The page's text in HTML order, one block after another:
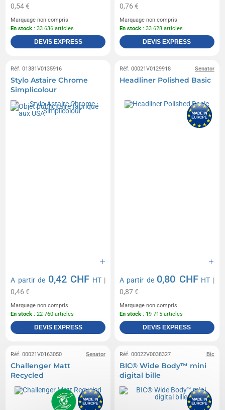
0,54 €
Marquage non compris
En stock : 33 636 articles
DEVIS EXPRESS
0,76 €
Marquage non compris
En stock : 33 628 articles
DEVIS EXPRESS
Réf. 01381V0135916
Stylo Astaire Chrome
Simplicolour
A partir de 0,42 CHF HT|
0,46 €
Marquage non compris
En stock : 22 760 articles
DEVIS EXPRESS
Senator
Réf. 00021V0129918
Headliner Polished Basic
A partir de 0,80 CHF HT |
0,87 €
Marquage non compris
En stock : 19 715 articles
DEVIS EXPRESS
Senator
Réf. 00021V0163050
Challenger Matt
Recycled
Bic
Réf. 00022V0038327
BIC® Wide Body™ mini
digital bille